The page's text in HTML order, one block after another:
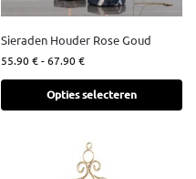
Sieraden Houder Rose Goud
55.90€-67.90€
Opties selecteren